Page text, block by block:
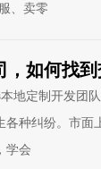
、卖零
如何找
地定制开发团
种纠纷。市
学会